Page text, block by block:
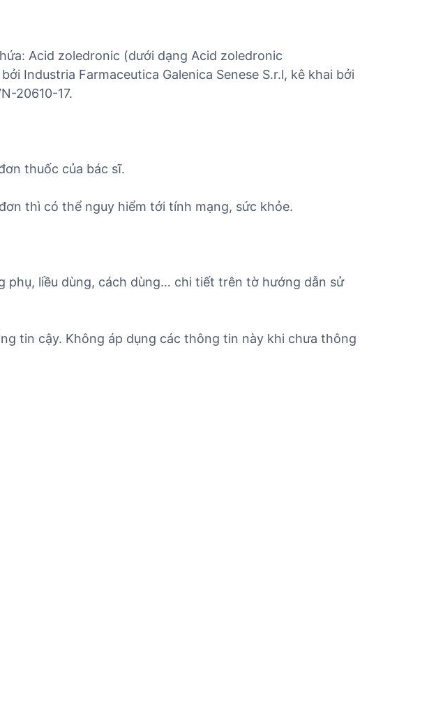
Acid zoledronic (dưới dạng Acid zoledronic
Industria Farmaceutica Galenica Senese S.r.l, kê khai bởi
20610-17.
thuốc của bác sĩ.
thì có thể nguy hiểm tới tính mạng, sức khỏe.
liều dùng, cách dùng… chi tiết trên tờ hướng dẫn sử
tin cậy. Không áp dụng các thông tin này khi chưa thông